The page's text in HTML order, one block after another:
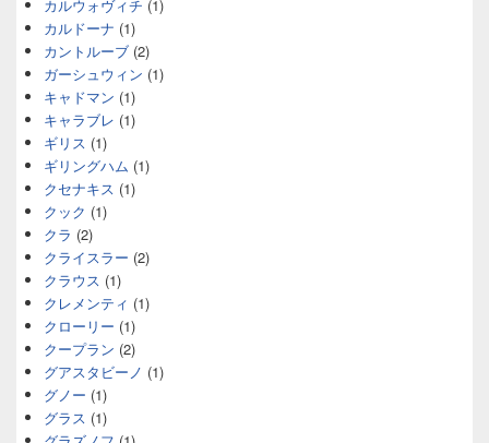
カルウォヴィチ (1)
カルドーナ (1)
カントルーブ (2)
ガーシュウィン (1)
キャドマン (1)
キャラブレ (1)
ギリス (1)
ギリングハム (1)
クセナキス (1)
クック (1)
クラ (2)
クライスラー (2)
クラウス (1)
クレメンティ (1)
クローリー (1)
クープラン (2)
グアスタビーノ (1)
グノー (1)
グラス (1)